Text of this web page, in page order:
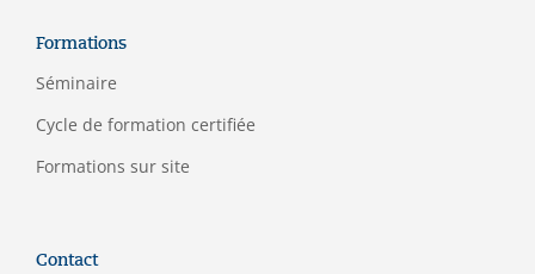
Formations
Séminaire
Cycle de formation certifiée
Formations sur site
Contact